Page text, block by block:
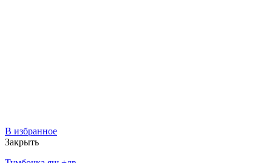
В избранное
Закрыть